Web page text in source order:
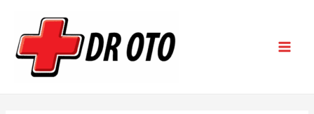
content
navigation